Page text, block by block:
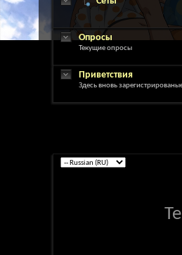
Опросы
Текущие опросы
Приветствия
Здесь вновь